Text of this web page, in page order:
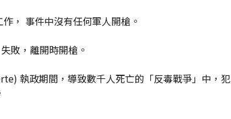
， 事件中沒有任何軍人開槍。
敗，離開時開槍。
執政期間，導致數千人死亡的「反毒戰爭」中，犯